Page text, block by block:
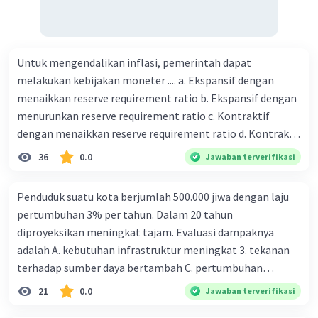
Untuk mengendalikan inflasi, pemerintah dapat
melakukan kebijakan moneter .... a. Ekspansif dengan
menaikkan reserve requirement ratio b. Ekspansif dengan
menurunkan reserve requirement ratio c. Kontraktif
dengan menaikkan reserve requirement ratio d. Kontraktif
dengan menurunkan reserve requirement ratio e.
Ekspansif dengan menaikkan tingkat diskonto Bila Bank
ceteris paribus maka .... a. Menimbulkan inflasi di mana
bentuk kurva jumlah uang beredar (penawaran uang) naik
dari kiri bawah ke kanan atas b. Menimbulkan deflasi di
mana bentuk kurva jumlah uang beredar (penawaran
uang) naik dari kiri bawah ke kanan atas c. Tingkat bunga
meningkat di mana bentuk kurva jumlah uang beredar
36 0.0 Jawaban terverifikasi
Penduduk suatu kota berjumlah 500.000 jiwa dengan laju
pertumbuhan 3% per tahun. Dalam 20 tahun
diproyeksikan meningkat tajam. Evaluasi dampaknya
adalah A. kebutuhan infrastruktur meningkat 3. tekanan
terhadap sumber daya bertambah C. pertumbuhan
eksponensial berdampak jangka panjang D. tidak
memengaruhi tata ruang E. proyeksi penduduk penting
21 0.0 Jawaban terverifikasi